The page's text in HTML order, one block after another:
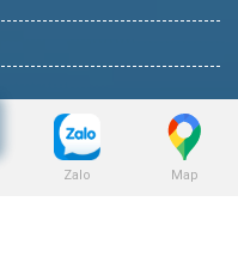
Zalo Map